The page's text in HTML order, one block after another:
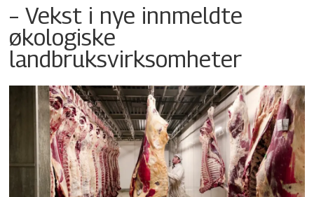
– Vekst i nye innmeldte
økologiske
landbruksvirksomheter